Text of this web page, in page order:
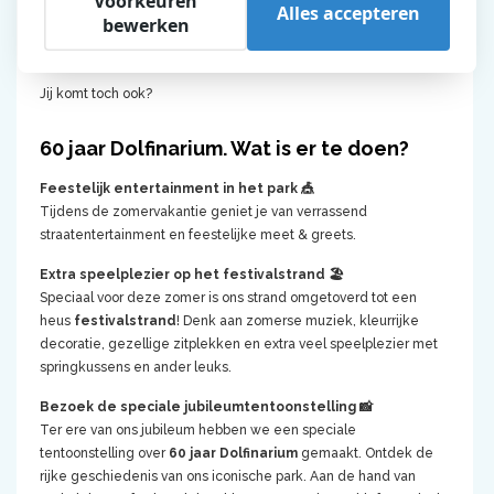
activiteiten op het park. Een feestelijk programma voor jong en
oud. Kom langs, dompel je onder in de wondere waterwereld en
vier dit bijzondere jubileum met ons mee!
Jij komt toch ook?
60 jaar Dolfinarium. Wat is er te doen?
Feestelijk entertainment in het park 🎪
Tijdens de zomervakantie geniet je van verrassend
straatentertainment en feestelijke meet & greets.
Extra speelplezier op het festivalstrand 🏖️
Speciaal voor deze zomer is ons strand omgetoverd tot een
heus festivalstrand! Denk aan zomerse muziek, kleurrijke
decoratie, gezellige zitplekken en extra veel speelplezier met
springkussens en ander leuks.
Bezoek de speciale jubileumtentoonstelling 📸
Ter ere van ons jubileum hebben we een speciale
tentoonstelling over 60 jaar Dolfinariumgemaakt. Ontdek de
rijke geschiedenis van ons iconische park. Aan de hand van
bewerken
Alles accepteren